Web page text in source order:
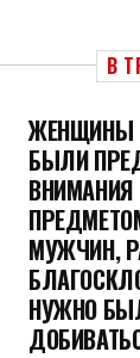
В
ЖЕНЩИНЫ
БЫЛИ
ВНИМАНИЯ
МУЖЧИН,
НУЖНО